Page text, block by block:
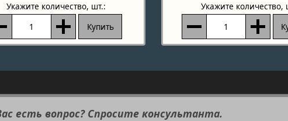
Укажите количество, шт.:
Купить
Укажите количество,
есть вопрос? Спросите консультанта.